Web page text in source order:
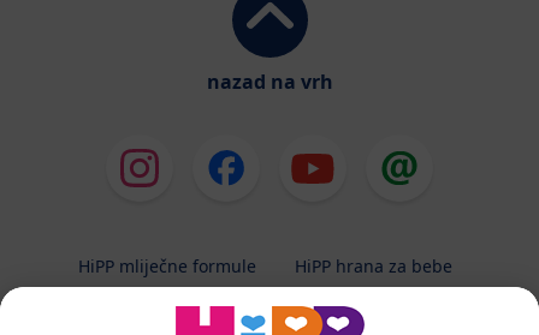
nazad na vrh
HiPP mliječne formule
HiPP hrana za bebe
HiPP njega HiPP trudnoća